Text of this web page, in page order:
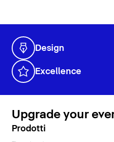
Design
Excellence
Upgrade your
Prodotti